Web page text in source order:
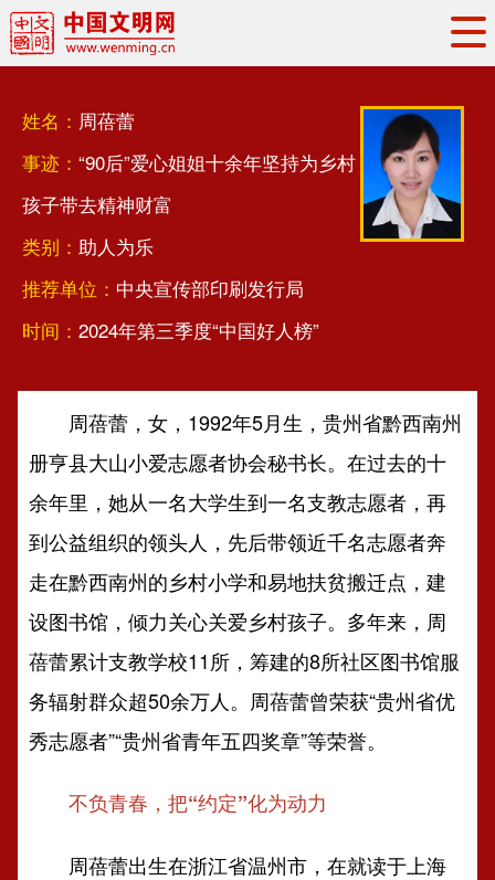
权威发布
地方交流
文明实践
文明创建
文明矩阵
姓名： 周蓓蕾
事迹： “90后”爱心姐姐十余年坚持为乡村
孩子带去精神财富
类别： 助人为乐
推荐单位： 中央宣传部印刷发行局
时间： 2024年第三季度“中国好人榜”
周蓓蕾，女，1992年5月生，贵州省黔西南州
册亨县大山小爱志愿者协会秘书长。在过去的十
余年里，她从一名大学生到一名支教志愿者，再
到公益组织的领头人，先后带领近千名志愿者奔
走在黔西南州的乡村小学和易地扶贫搬迁点，建
设图书馆，倾力关心关爱乡村孩子。多年来，周
蓓蕾累计支教学校11所，筹建的8所社区图书馆服
务辐射群众超50余万人。周蓓蕾曾荣获“贵州省优
秀志愿者”“贵州省青年五四奖章”等荣誉。
不负青春，把“约定”化为动力
周蓓蕾出生在浙江省温州市，在就读于上海